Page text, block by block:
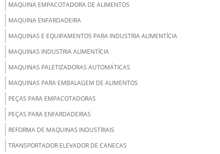
MAQUINA EMPACOTADORA DE ALIMENTOS
MAQUINA ENFARDADEIRA
MAQUINAS E EQUIPAMENTOS PARA INDUSTRIA ALIMENTÍCIA
MAQUINAS INDUSTRIA ALIMENTÍCIA
MAQUINAS PALETIZADORAS AUTOMÁTICAS
MAQUINAS PARA EMBALAGEM DE ALIMENTOS
PEÇAS PARA EMPACOTADORAS
PEÇAS PARA ENFARDADEIRAS
REFORMA DE MAQUINAS INDUSTRIAIS
TRANSPORTADOR ELEVADOR DE CANECAS